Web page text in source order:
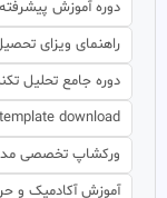
دوره آموزش پیشرفته
راهنمای ویزای
دوره جامع تحلیل
download
ورکشاپ تخصصی
آموزش آکادمیک و